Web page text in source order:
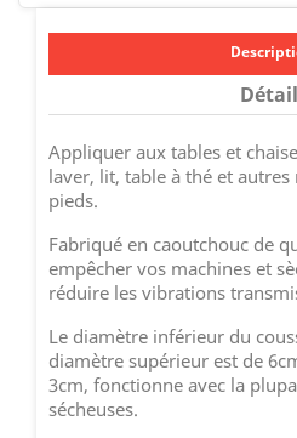
Appliquer aux tables et
laver, lit, table à thé et
pieds.
Fabriqué en caoutchouc de
empêcher vos machines et
réduire les vibrations
Le diamètre inférieur du
diamètre supérieur est de
3cm, fonctionne avec la
sécheuses.